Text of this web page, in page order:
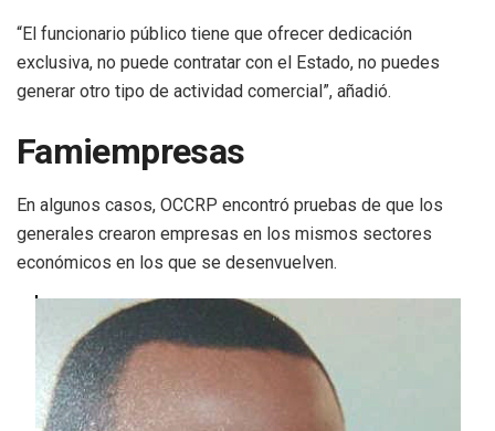
“El funcionario público tiene que ofrecer dedicación
exclusiva, no puede contratar con el Estado, no puedes
generar otro tipo de actividad comercial”, añadió.
Famiempresas
En algunos casos, OCCRP encontró pruebas de que los
generales crearon empresas en los mismos sectores
económicos en los que se desenvuelven.